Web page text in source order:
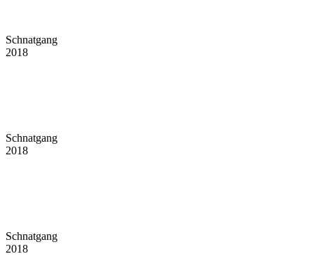
Schnatgang
2018
Schnatgang
2018
Schnatgang
2018